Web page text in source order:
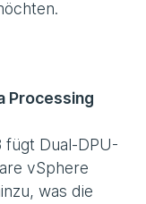
Processing
Dual-DPU-
vSphere
was die